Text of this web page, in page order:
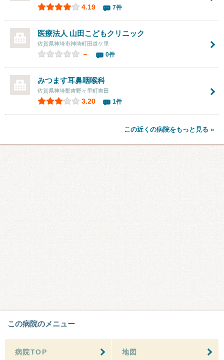
4.19 7件
医療法人 山田こどもクリニック
佐賀県神埼市神埼町田道ケ里
－ 0件
みつます耳鼻咽喉科
佐賀県神埼郡吉野ヶ里町吉田
3.20 1件
この近くの病院をもっと見る »
この病院のメニュー
病院TOP 地図